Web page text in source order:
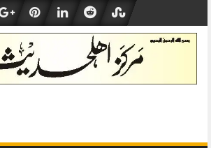
content